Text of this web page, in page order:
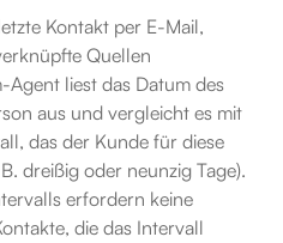
Kontakt per E-Mail,
Quellen
liest das Datum des
aus und vergleicht es mit
das der Kunde für diese
dreißig oder neunzig Tage).
erfordern keine
die das Intervall